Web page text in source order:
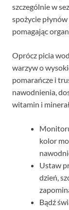
szczególnie w
spożycie
pomagając
Oprócz picia
warzyw o
pomarańcze i
nawodnienia,
witamin i
kolor
Ustaw
dzień,
Bądź